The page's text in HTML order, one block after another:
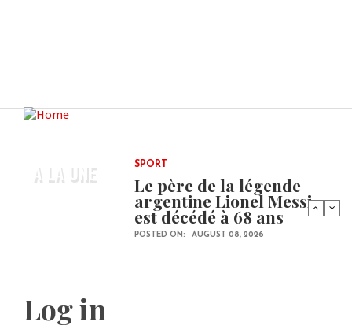
A LA UNE SPORT
Le père de la légende
argentine Lionel Messi
est décédé à 68 ans
POSTED ON: AUGUST 08, 2026
Log in